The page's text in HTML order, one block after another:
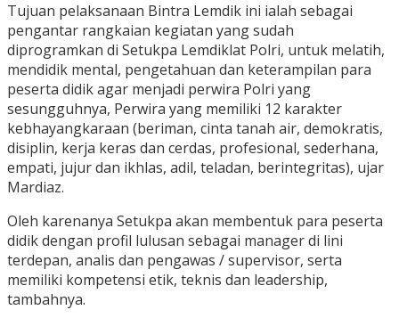
Tujuan pelaksanaan Bintra Lemdik ini ialah sebagai
pengantar rangkaian kegiatan yang sudah
diprogramkan di Setukpa Lemdiklat Polri, untuk melatih,
mendidik mental, pengetahuan dan keterampilan para
peserta didik agar menjadi perwira Polri yang
sesungguhnya, Perwira yang memiliki 12 karakter
kebhayangkaraan (beriman, cinta tanah air, demokratis,
disiplin, kerja keras dan cerdas, profesional, sederhana,
empati, jujur dan ikhlas, adil, teladan, berintegritas), ujar
Mardiaz.
Oleh karenanya Setukpa akan membentuk para peserta
didik dengan profil lulusan sebagai manager di lini
terdepan, analis dan pengawas / supervisor, serta
memiliki kompetensi etik, teknis dan leadership,
tambahnya.